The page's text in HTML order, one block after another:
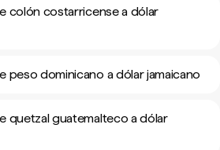
colón costarricense a dólar
peso dominicano a dólar jamaicano
quetzal guatemalteco a dólar